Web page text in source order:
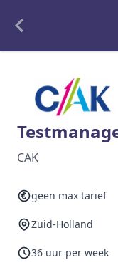
Alle
Freelance
Interim
CAK
geen max tarief
Zuid-Holland
36 uur per week